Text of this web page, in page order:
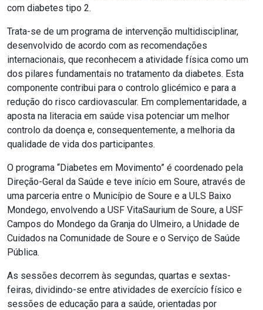
com diabetes tipo 2.
Trata-se de um programa de intervenção multidisciplinar,
desenvolvido de acordo com as recomendações
internacionais, que reconhecem a atividade física como um
dos pilares fundamentais no tratamento da diabetes. Esta
componente contribui para o controlo glicémico e para a
redução do risco cardiovascular. Em complementaridade, a
aposta na literacia em saúde visa potenciar um melhor
controlo da doença e, consequentemente, a melhoria da
qualidade de vida dos participantes.
O programa “Diabetes em Movimento” é coordenado pela
Direção-Geral da Saúde e teve início em Soure, através de
uma parceria entre o Município de Soure e a ULS Baixo
Mondego, envolvendo a USF VitaSaurium de Soure, a USF
Campos do Mondego da Granja do Ulmeiro, a Unidade de
Cuidados na Comunidade de Soure e o Serviço de Saúde
Pública.
As sessões decorrem às segundas, quartas e sextas-
feiras, dividindo-se entre atividades de exercício físico e
sessões de educação para a saúde, orientadas por